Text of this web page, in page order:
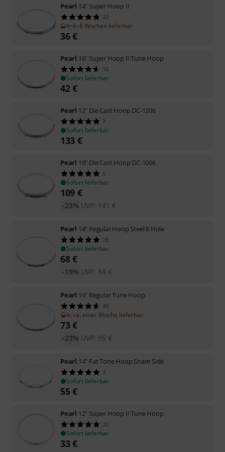
Pearl 14" Super Hoop II
22
In 6–8 Wochen lieferbar
36€
Pearl 16" Super Hoop II Tune Hoop
16
Sofort lieferbar
42€
Pearl 12" Die Cast Hoop DC-1206
7
Sofort lieferbar
133 €
Pearl 10" Die Cast Hoop DC-1006
5
Sofort lieferbar
109 €
UVP: 141 €
-23%
Pearl 14" Regular Hoop Steel 8 Hole
28
Sofort lieferbar
68€
UVP: 84 €
-19%
Pearl 16" Regular Tune Hoop
40
In ca. einer Woche lieferbar
73€
UVP: 95 €
-23%
Pearl 14" Fat Tone Hoop Snare Side
3
Sofort lieferbar
55€
Pearl 12" Super Hoop II Tune Hoop
22
Sofort lieferbar
33€